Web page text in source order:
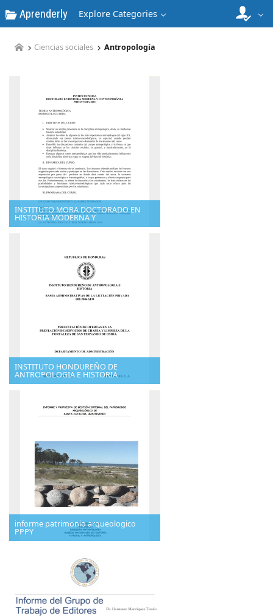
Aprenderly Explore Categories
Ciencias sociales Antropología
INSTITUTO MORA DOCTORADO EN
HISTORIA MODERNA Y
INSTITUTO HONDUREÑO DE
ANTROPOLOGIA E HISTORIA
informe patrimonio arqueologico
PPPY